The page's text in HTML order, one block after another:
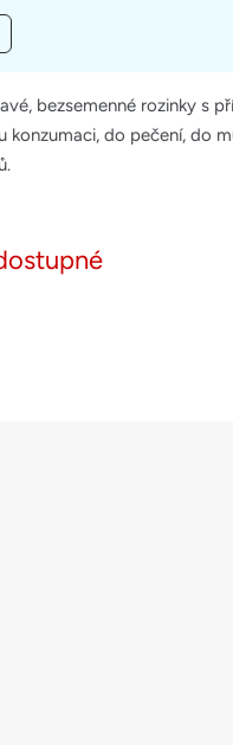
bezsemenné rozinky s
konzumaci, do pečení, do